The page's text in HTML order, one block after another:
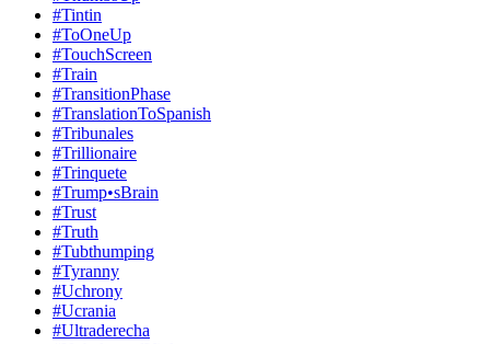
#Tintin
#ToOneUp
#TouchScreen
#Train
#TransitionPhase
#TranslationToSpanish
#Tribunales
#Trillionaire
#Trinquete
#Trump•sBrain
#Trust
#Truth
#Tubthumping
#Tyranny
#Uchrony
#Ucrania
#Ultraderecha